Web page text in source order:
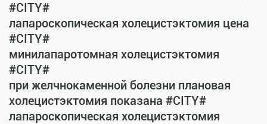
#CITY#
лапароскопическая холецистэктомия цена
#CITY#
минилапаротомная холецистэктомия
#CITY#
при желчнокаменной болезни плановая
холецистэктомия показана #CITY#
лапароскопическая холецистэктомия